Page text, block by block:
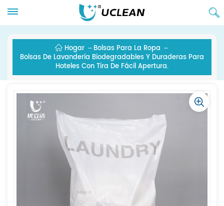
Hogar
Bolsas Para La Ropa
Bolsas De Lavandería Biodegradables Y Duraderas Para
Hoteles Con Tira De Fácil Apertura.